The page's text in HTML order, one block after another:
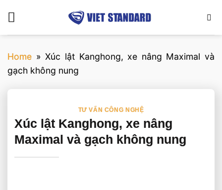
qua
nội
Home »Xúc lật Kanghong, xe nâng Maximal và
gạch không nung
TƯ VẤN CÔNG NGHỆ
Xúc lật Kanghong, xe nâng
Maximal và gạch không nung